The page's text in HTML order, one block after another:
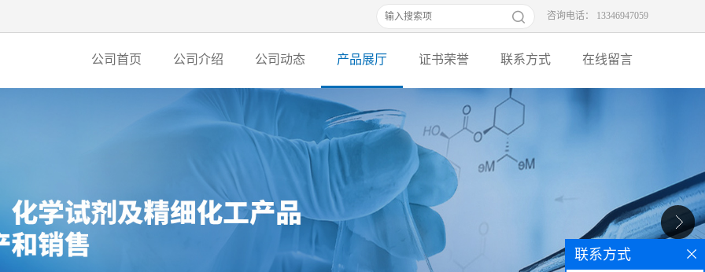
咨询电话： 13346947059
公司首页 公司介绍 公司动态 产品展厅 证书荣誉 联系方式 在线留言
联系方式